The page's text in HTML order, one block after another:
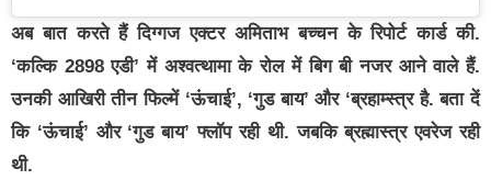
अब बात करते हैं दिग्गज एक्टर अमिताभ बच्चन के रिपोर्ट कार्ड की.
‘कल्कि 2898 एडी’ में अश्वत्थामा के रोल में बिग बी नजर आने वाले हैं.
उनकी आखिरी तीन फिल्में ‘ऊंचाई’, ‘गुड बाय’ और ‘ब्रहाम्स्त्र है. बता दें
कि ‘ऊंचाई’ और ‘गुड बाय’ फ्लॉप रही थी. जबकि ब्रह्मास्त्र एवरेज रही
थी.